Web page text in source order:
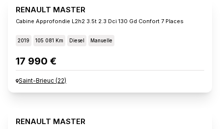
RENAULT MASTER
Cabine Approfondie L2h2 3.5t 2.3 Dci 130 Gd Confort 7 Places
2019 105 081 Km Diesel Manuelle
17 990 €
Saint-Brieuc (22)
RENAULT MASTER